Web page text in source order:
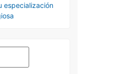
especialización